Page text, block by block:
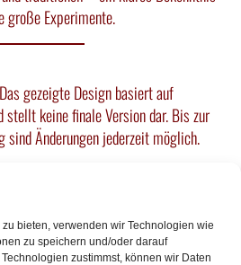
bieten, verwenden wir Technologien wie
zu speichern und/oder darauf
zustimmst, können wir Daten
große Experimente.
Das gezeigte Design basiert auf
stellt keine finale Version dar. Bis zur
sind Änderungen jederzeit möglich.
in der Fanszene sicherlich heiß
– doch genau das macht den Reiz
aus.